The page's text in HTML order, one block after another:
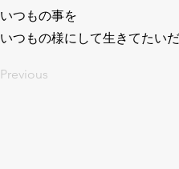
いつもの事を
いつもの様にして生きてたい
Previous